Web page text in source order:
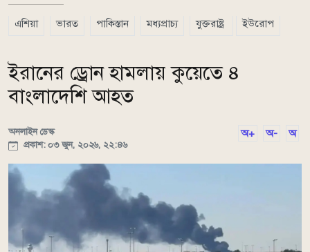
এশিয়া ভারত পাকিস্তান মধ্যপ্রাচ্য যুক্তরাষ্ট্র ইউরোপ
ইরানের ড্রোন হামলায় কুয়েতে ৪
বাংলাদেশি আহত
অনলাইন ডেস্ক
প্রকাশ: ০৩ জুন, ২০২৬, ২২:৪৬
অ+ অ- অ